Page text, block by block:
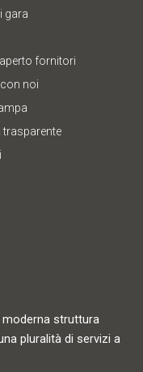
moderna struttura
pluralità di servizi a
gara
fornitori
noi
trasparente